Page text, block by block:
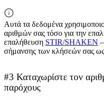
Αυτά τα δεδομένα
αριθμών σας τόσο για την
επαλήθευση STIR/SHAKEN
σήμανσης των κλήσεών σας ως
#3 Καταχωρίστε τον
παρόχους